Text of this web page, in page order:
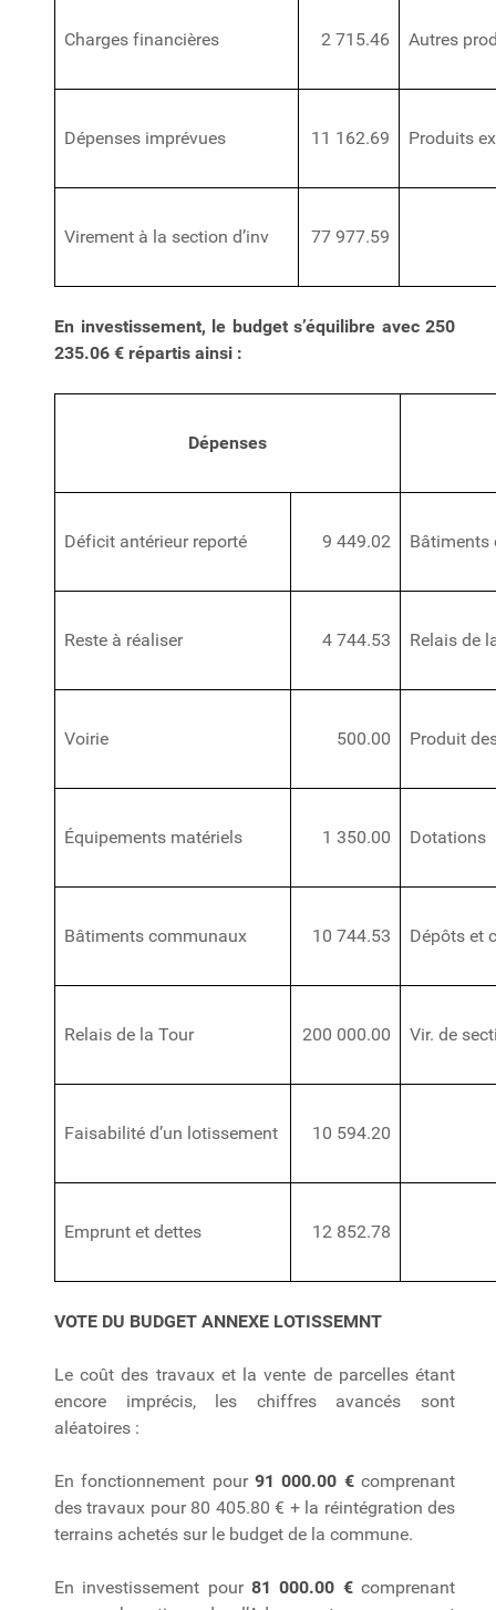
Charges financières 2 715.46 Autres
Dépenses imprévues 11 162.69 Produits
Virement à la section d’inv 77 977.59
En investissement, le budget s’équilibre avec 250
235.06 € répartis ainsi :
Dépenses
Déficit antérieur reporté 9 449.02 Bâtiments
Reste à réaliser 4 744.53 Relais de
Voirie 500.00 Produit
Équipements matériels 1 350.00 Dotations
Bâtiments communaux 10 744.53 Dépôts et
Relais de la Tour 200 000.00 Vir. de
Faisabilité d’un lotissement 10 594.20
Emprunt et dettes 12 852.78
VOTE DU BUDGET ANNEXE LOTISSEMNT
Le coût des travaux et la vente de parcelles étant
encore imprécis, les chiffres avancés sont
aléatoires :
En fonctionnement pour 91 000.00 €comprenant
des travaux pour 80 405.80 € + la réintégration des
terrains achetés sur le budget de la commune.
En investissement pour 81 000.00 €comprenant